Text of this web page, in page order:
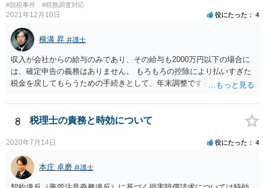
#脱税事件 #税務調査対応
2021年12月10日 役にたった 4
横溝 昇 弁護士
収入が会社からの給与のみであり、その給与も2000万円以下の場合に
は、確定申告の義務はありません。 もろもろの控除により払いすぎた
税金を戻してもらうための手続きとして、年末調整でするのか、確定
する義務がある場合で確定申告をしなかった場合には、税務署の調査
等があり、本来払うべき税金にプラスして加算税の処分を科される場
合もあります。 高額なものでもない限り単なる無申告だけでは直ちに
逮捕されないとは思います。
8 税理士の責務と時効について
2020年7月14日 役にたった 4
本庄 卓磨 弁護士